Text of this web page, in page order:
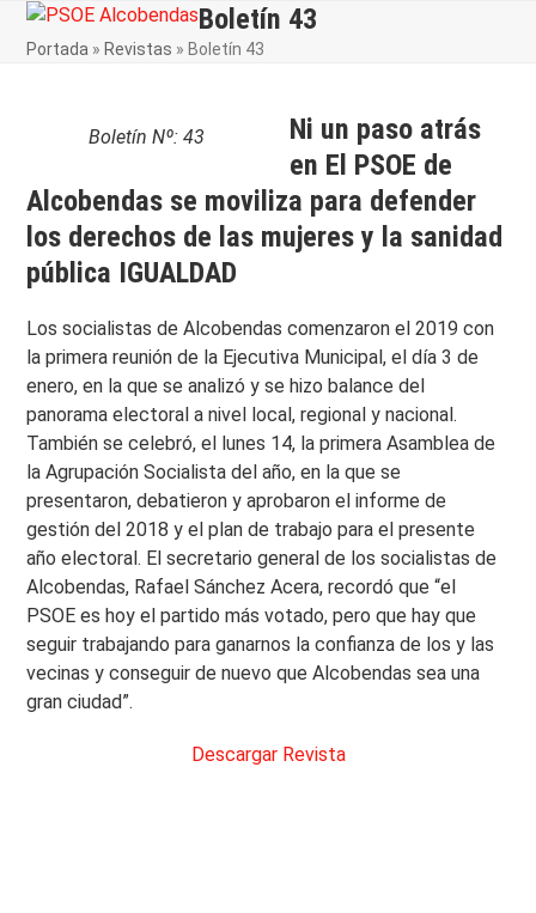
SkipOpen
mobile
Close
mobile
Boletín 43
Portada » Revistas » Boletín 43
Boletín Nº: 43
Ni un paso atrás
en El PSOE de
Alcobendas se moviliza para defender
los derechos de las mujeres y la sanidad
pública IGUALDAD
Los socialistas de Alcobendas comenzaron el 2019 con
la primera reunión de la Ejecutiva Municipal, el día 3 de
enero, en la que se analizó y se hizo balance del
panorama electoral a nivel local, regional y nacional.
También se celebró, el lunes 14, la primera Asamblea de
la Agrupación Socialista del año, en la que se
presentaron, debatieron y aprobaron el informe de
gestión del 2018 y el plan de trabajo para el presente
año electoral. El secretario general de los socialistas de
Alcobendas, Rafael Sánchez Acera, recordó que “el
PSOE es hoy el partido más votado, pero que hay que
seguir trabajando para ganarnos la confianza de los y las
vecinas y conseguir de nuevo que Alcobendas sea una
gran ciudad”.
Descargar Revista